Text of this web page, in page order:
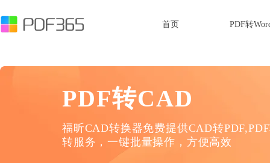
首页 PDF转
PDF转CAD
福昕CAD转换器免费提供CAD转
转服务，一键批量操作，方便高效